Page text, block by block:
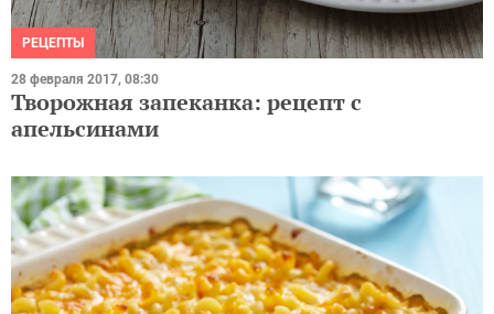
РЕЦЕПТЫ
28 февраля 2017, 08:30
Творожная запеканка: рецепт с
апельсинами